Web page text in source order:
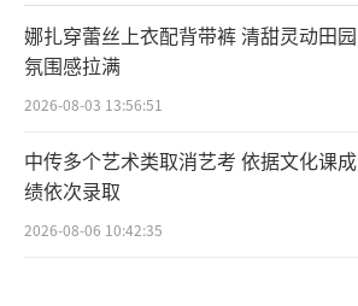
娜扎穿蕾丝上衣配背带裤 清甜灵动田园
氛围感拉满
2026-08-03 13:56:51
中传多个艺术类取消艺考 依据文化课成
绩依次录取
2026-08-06 10:42:35